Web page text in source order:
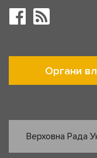
Органи
Верховна Рада